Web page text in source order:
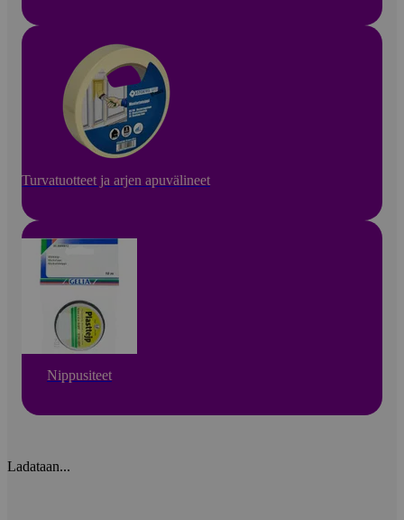
Turvatuotteet ja arjen apuvälineet
Nippusiteet
Ladataan...